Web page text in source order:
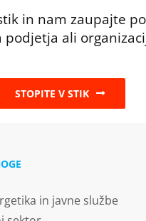
in nam zaupajte
podjetja ali
STOPITE V STIK
in javne službe